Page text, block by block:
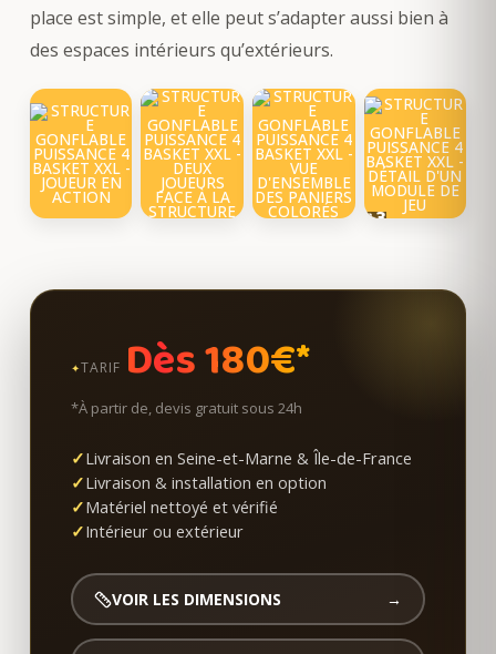
place est simple, et elle peut s’adapter aussi bien à
des espaces intérieurs qu’extérieurs.
+3
TARIF Dès 180€*
*À partir de, devis gratuit sous 24h
Livraison en Seine-et-Marne & Île-de-France
Livraison & installation en option
Matériel nettoyé et vérifié
Intérieur ou extérieur
VOIR LES DIMENSIONS →